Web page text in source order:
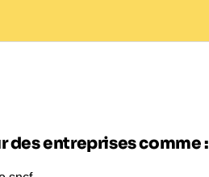
des entreprises comme :